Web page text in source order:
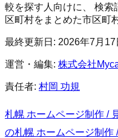
較を探す人向けに、 検
区町村をまとめた市区町
最終更新日: 2026年7月17
運営・編集: 株式会社
責任者: 村岡 功規
札幌 ホームページ制作 /
の札幌 ホームページ制作